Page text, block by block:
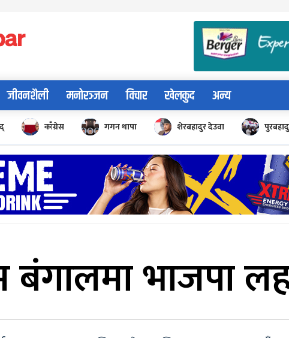
जीवनशैली मनोरञ्जन विचार खेलकुद अन्य
काँग्रेस गगन थापा शेरबहादुर देउवा
बंगालमा भाजपा